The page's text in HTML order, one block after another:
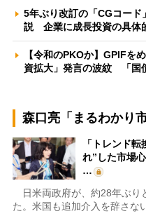
5年ぶり改訂の「CGコー
説 企業に成長投資の具体
【令和のPKOか】GPIFを
資拡大」発言の波紋 「国
森口亮「まるわかり
「トレンド
れ”した市場
…
日米両政府が、約28年ぶり
た。米国も追加介入を辞さな